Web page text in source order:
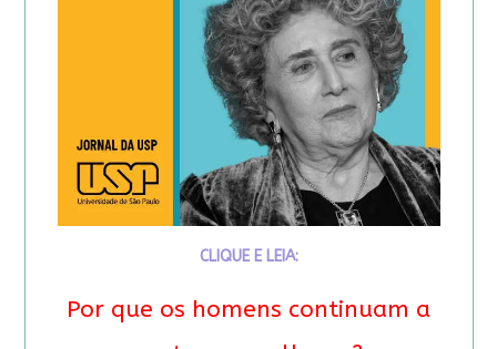
CLIQUE E LEIA:
Por que os homens continuam a